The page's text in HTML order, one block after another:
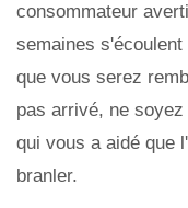
consommateur
semaines
que vous serez
pas arrivé, ne
qui vous a aidé que
branler.